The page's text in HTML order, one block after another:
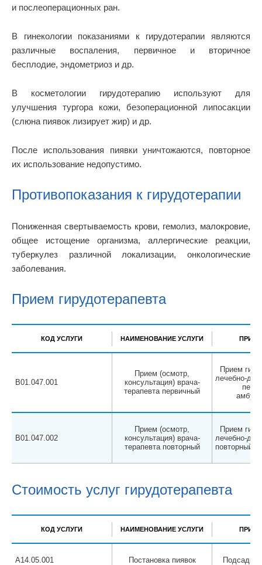
и послеоперационных ран.
В гинекологии показаниями к гирудотерапии являются
различные воспаления, первичное и вторичное
бесплодие, эндометриоз и др.
В косметологии гирудотерапию используют для
улучшения тургора кожи, безоперационной липосакции
(слюна пиявок лизирует жир) и др.
После использования пиявки уничтожаются, повторное
их использование недопустимо.
Противопоказания к гирудотерапии
Пониженная свертываемость крови, гемолиз, малокровие,
общее истощение организма, аллергические реакции,
туберкулез различной локализации, онкологические
заболевания.
Прием гирудотерапевта
КОД УСЛУГИ НАИМЕНОВАНИЕ УСЛУГИ
B01.047.001
Прием (осмотр,
консультация) врача-
терапевта первичный
Прием
лечебно-
B01.047.002
Прием (осмотр,
консультация) врача-
терапевта повторный
Прием
лечебно-
повторный,
Стоимость услуг гирудотерапевта
КОД УСЛУГИ НАИМЕНОВАНИЕ УСЛУГИ
A14.05.001 Постановка пиявок Подсадка